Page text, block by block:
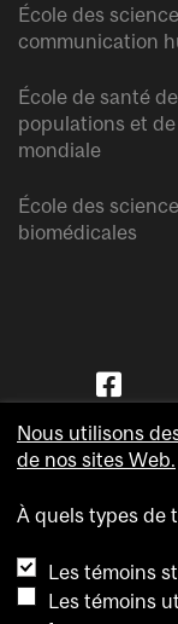
École des
communication
École de santé
populations et
mondiale
École des
biomédicales
Nous utilisons
de nos sites Web.
À quels types de
Les témoins
Les témoins